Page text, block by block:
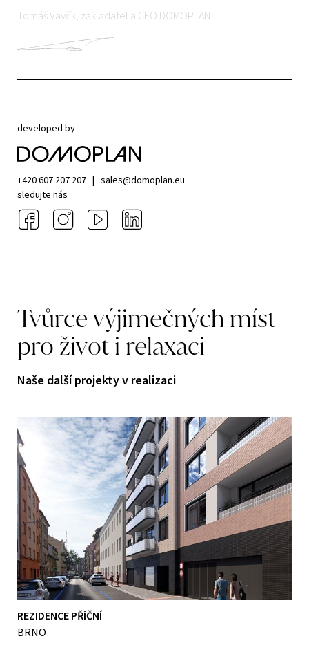
Tomáš Vavřík, zakladatel a CEO DOMOPLAN
developed by
+420 607 207 207 | sales@domoplan.eu
sledujte nás
Tvůrcevýjimečných míst
pro životi relaxaci
Naše další projekty v realizaci
REZIDENCE PŘÍČNÍ
BRNO